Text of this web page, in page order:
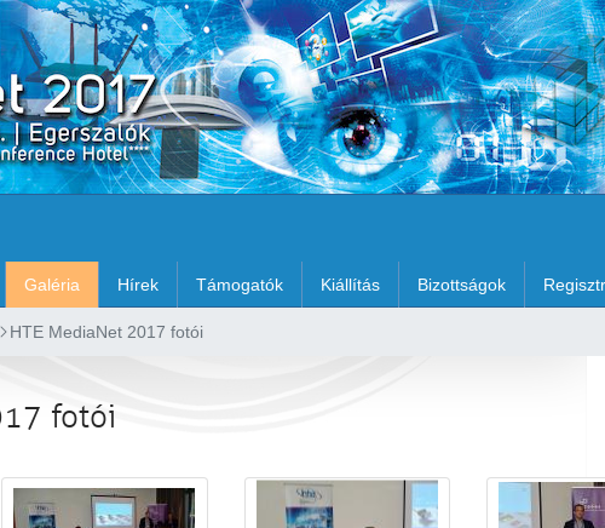
Galéria Hírek Támogatók Kiállítás Bizottságok
HTE MediaNet 2017 fotói
fotói